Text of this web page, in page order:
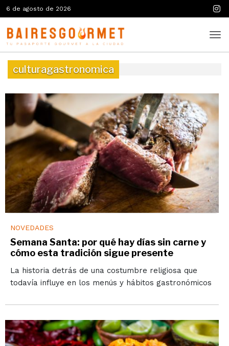
6 de agosto de 2026
culturagastronomica
NOVEDADES
Semana Santa: por qué hay días sin carne y
cómo esta tradición sigue presente
La historia detrás de una costumbre religiosa que
todavía influye en los menús y hábitos gastronómicos